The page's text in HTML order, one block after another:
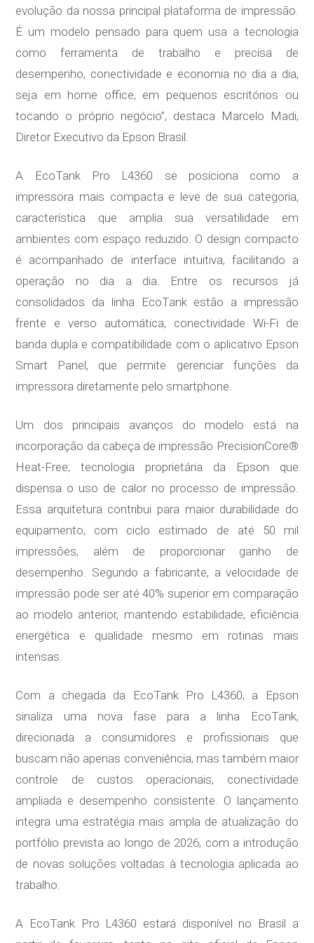
evolução da nossa principal plataforma de impressão.
É um modelo pensado para quem usa a tecnologia
como ferramenta de trabalho e precisa de
desempenho, conectividade e economia no dia a dia,
seja em home office, em pequenos escritórios ou
tocando o próprio negócio”, destaca Marcelo Madi,
Diretor Executivo da Epson Brasil.
A EcoTank Pro L4360 se posiciona como a
impressora mais compacta e leve de sua categoria,
característica que amplia sua versatilidade em
ambientes com espaço reduzido. O design compacto
é acompanhado de interface intuitiva, facilitando a
operação no dia a dia. Entre os recursos já
consolidados da linha EcoTank estão a impressão
frente e verso automática, conectividade Wi-Fi de
banda dupla e compatibilidade com o aplicativo Epson
Smart Panel, que permite gerenciar funções da
impressora diretamente pelo smartphone.
Um dos principais avanços do modelo está na
incorporação da cabeça de impressão PrecisionCore®
Heat-Free, tecnologia proprietária da Epson que
dispensa o uso de calor no processo de impressão.
Essa arquitetura contribui para maior durabilidade do
equipamento, com ciclo estimado de até 50 mil
impressões, além de proporcionar ganho de
desempenho. Segundo a fabricante, a velocidade de
impressão pode ser até 40% superior em comparação
ao modelo anterior, mantendo estabilidade, eficiência
energética e qualidade mesmo em rotinas mais
intensas.
Com a chegada da EcoTank Pro L4360, a Epson
sinaliza uma nova fase para a linha EcoTank,
direcionada a consumidores e profissionais que
buscam não apenas conveniência, mas também maior
controle de custos operacionais, conectividade
ampliada e desempenho consistente. O lançamento
integra uma estratégia mais ampla de atualização do
portfólio prevista ao longo de 2026, com a introdução
de novas soluções voltadas à tecnologia aplicada ao
trabalho.
A EcoTank Pro L4360 estará disponível no Brasil a